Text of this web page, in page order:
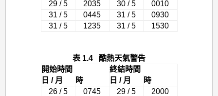
29 / 5
2035 30 / 5
0010
31 / 5
0445 31 / 5
0930
31 / 5
1235 31 / 5 1530
表 1.4 酷熱天氣警告
開始時間
終結時間
日 / 月
時 日 / 月
時
26 / 5
0745 29 / 5
2000